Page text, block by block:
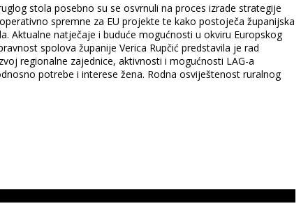
stola posebno su se osvrnuli na proces izrade strategije
spremne za EU projekte te kako postoječa županijska
Aktualne natječaje i buduće mogućnosti u okviru Europskog
spolova županije Verica Rupčić predstavila je rad
regionalne zajednice, aktivnosti i mogućnosti LAG-a
potrebe i interese žena. Rodna osviještenost ruralnog